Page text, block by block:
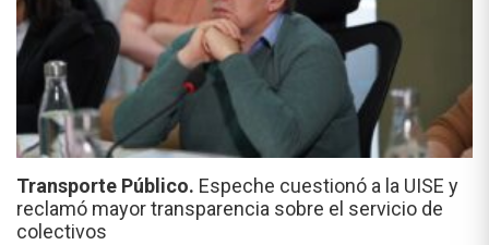
Transporte Público. Espeche cuestionó a la UISE y
reclamó mayor transparencia sobre el servicio de
colectivos